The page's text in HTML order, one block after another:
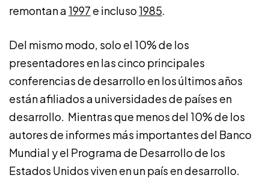
remontan a 1997 e incluso 1985.
Del mismo modo, solo el 10% de los
presentadores en las cinco principales
conferencias de desarrollo en los últimos años
están afiliados a universidades de países en
desarrollo. Mientras que menos del 10% de los
autores de informes más importantes del Banco
Mundial y el Programa de Desarrollo de los
Estados Unidos viven en un país en desarrollo.